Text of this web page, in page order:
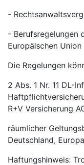
-
- Berufsregelungen
Europäischen Union
Die Regelungen
2 Abs. 1 Nr. 11 DL-
R+V Versicherung
räumlicher
Deutschland, Europa
Haftungshinweis: